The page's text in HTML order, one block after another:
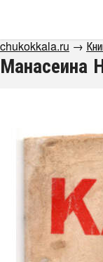
chukokkala.ru →
Манасеина